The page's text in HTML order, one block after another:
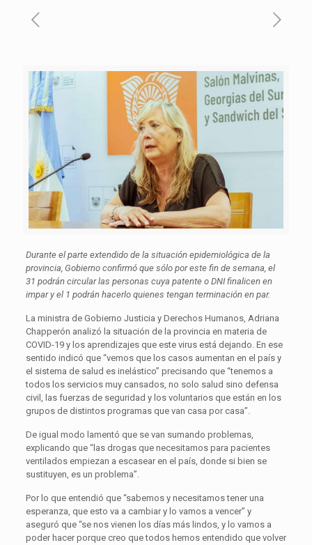
Durante el parte extendido de la situación epidemiológica de la
provincia, Gobierno confirmó que sólo por este fin de semana, el
31 podrán circular las personas cuya patente o DNI finalicen en
impar y el 1 podrán hacerlo quienes tengan terminación en par.
La ministra de Gobierno Justicia y Derechos Humanos, Adriana
Chapperón analizó la situación de la provincia en materia de
COVID-19 y los aprendizajes que este virus está dejando. En ese
sentido indicó que “vemos que los casos aumentan en el país y
el sistema de salud es inelástico” precisando que “tenemos a
todos los servicios muy cansados, no solo salud sino defensa
civil, las fuerzas de seguridad y los voluntarios que están en los
grupos de distintos programas que van casa por casa”.
De igual modo lamentó que se van sumando problemas,
explicando que “las drogas que necesitamos para pacientes
ventilados empiezan a escasear en el país, donde si bien se
sustituyen, es un problema”.
Por lo que entendió que “sabemos y necesitamos tener una
esperanza, que esto va a cambiar y lo vamos a vencer” y
aseguró que “se nos vienen los días más lindos, y lo vamos a
poder hacer porque creo que todos hemos entendido que volver